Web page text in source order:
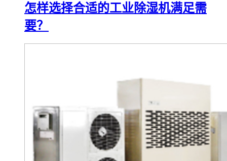
怎样选择合适的工业除湿机满足需
要？